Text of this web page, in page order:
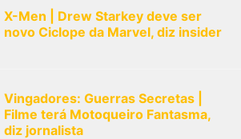
X-Men | Drew Starkey deve ser
novo Ciclope da Marvel, diz insider
Vingadores: Guerras Secretas |
Filme terá Motoqueiro Fantasma,
diz jornalista